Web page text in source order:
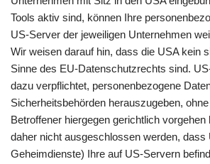
Tools aktiv sind, können Ihre
US-Server der jeweiligen Unternehmen
Wir weisen darauf hin, dass die USA kein
Sinne des EU-Datenschutzrechts sind.
dazu verpflichtet, personenbezogene
Sicherheitsbehörden herauszugeben,
Betroffener hiergegen gerichtlich
daher nicht ausgeschlossen werden, dass
Geheimdienste) Ihre auf US-Servern